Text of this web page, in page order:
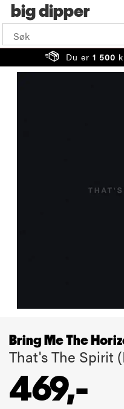
big
Du er 1 500
Bring Me The
That's The Spirit
469,-